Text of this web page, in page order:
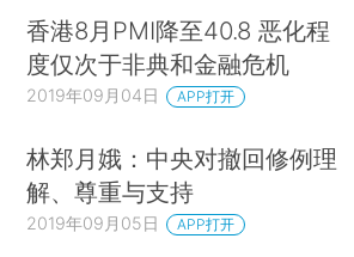
香港8月PMI降至40.8 恶化程
度仅次于非典和金融危机
2019年09月04日 APP打开
林郑月娥：中央对撤回修例理
解、尊重与支持
2019年09月05日 APP打开